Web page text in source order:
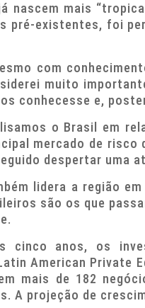
nascem mais
pré-existentes, foi
com
muito
conhecesse e,
o Brasil em
mercado de
despertar uma
lidera a região
são os que
cinco anos, os
American Private
mais de 182
A projeção de